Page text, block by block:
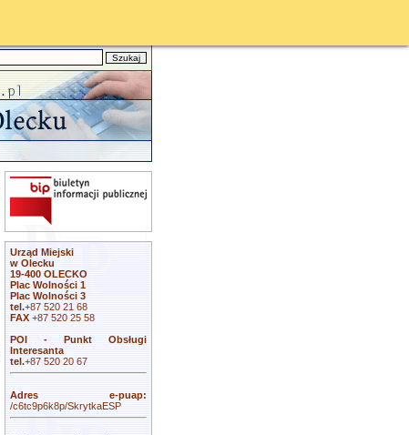
Urząd Miejski
w Olecku
19-400 OLECKO
Plac Wolności 1
Plac Wolności 3
tel.+87 520 21 68
FAX +87 520 25 58
POI - Punkt Obsługi
Interesanta
tel.+87 520 20 67
Adres e-puap:
/c6tc9p6k8p/SkrytkaESP